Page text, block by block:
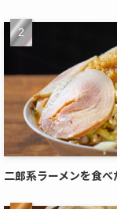
二郎系ラーメンを食